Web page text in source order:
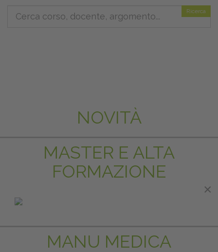
Ricerca
NOVITÀ
MASTER E ALTA
FORMAZIONE
MANU MEDICA
×
×